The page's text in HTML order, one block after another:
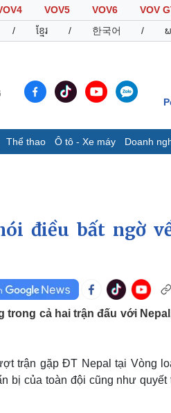
VOV5 VOV6
VOV
/ ខ្មែរ / 한국어 /
Thể thao Ô tô - Xe máy Doanh
E-Magazine
Infographic
Ô tô - Xe máy
Xe máy
Giải trí
điều bất ngờ
trong cả hai trận đấu với
trận gặp ĐT Nepal tại Vòng
bị của toàn đội cũng như quyết